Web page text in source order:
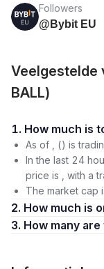
Followers
@Bybit EU
Veelgestelde
BALL)
1.
As of , () is
In the last 24
price is , with a
The market cap
2. How much is
3. How